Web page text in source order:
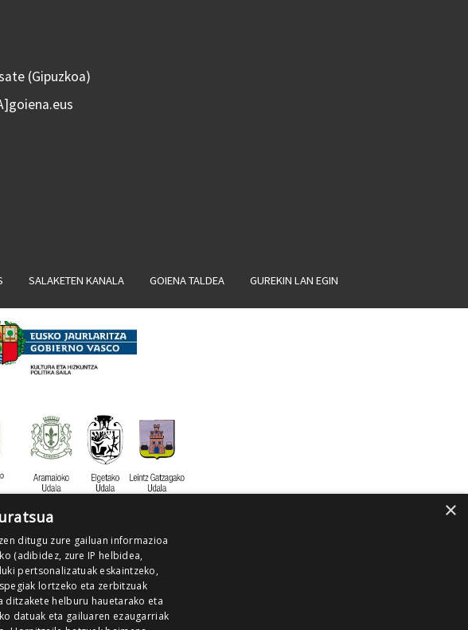
(Gipuzkoa)
SALAKETEN KANALA GOIENA TALDEA GUREKIN LAN EGIN
×
ditugu zure gailuan informazioa
(adibidez, zure IP helbidea,
pertsonalizatuak eskaintzeko,
lortzeko eta zerbitzuak
ditzakete helburu hauetarako eta
datuak eta gailuaren ezaugarriak